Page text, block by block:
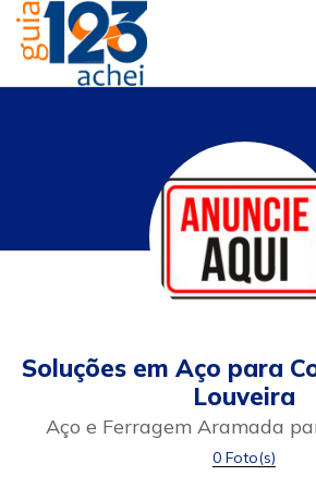
Soluções em Aço para
Louveira
Aço e Ferragem Aramada
0 Foto(s)